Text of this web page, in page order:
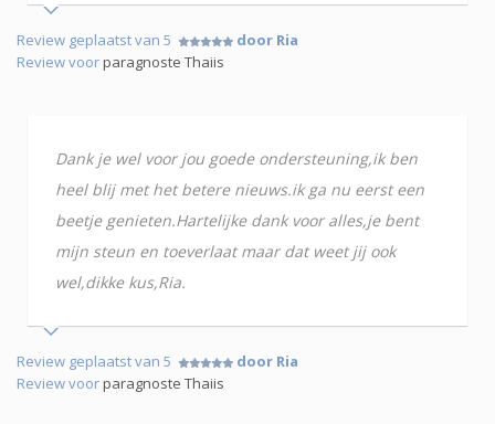
Review geplaatst van 5
door Ria
Review voorparagnoste Thaiis
Dank je wel voor jou goede ondersteuning,ik ben
heel blij met het betere nieuws.ik ga nu eerst een
beetje genieten.Hartelijke dank voor alles,je bent
mijn steun en toeverlaat maar dat weet jij ook
wel,dikke kus,Ria.
Review geplaatst van 5
door Ria
Review voorparagnoste Thaiis